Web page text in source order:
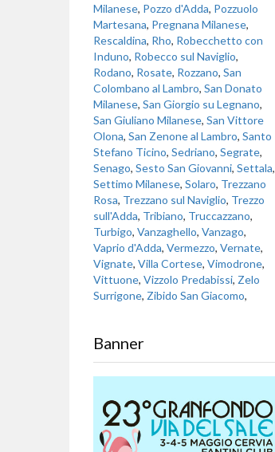
Milanese, Pozzo d'Adda, Pozzuolo
Martesana, Pregnana Milanese,
Rescaldina, Rho, Robecchetto con
Induno, Robecco sul Naviglio,
Rodano, Rosate, Rozzano, San
Colombano al Lambro, San Donato
Milanese, San Giorgio su Legnano,
San Giuliano Milanese, San Vittore
Olona, San Zenone al Lambro, Santo
Stefano Ticino, Sedriano, Segrate,
Senago, Sesto San Giovanni, Settala,
Settimo Milanese, Solaro, Trezzano
Rosa, Trezzano sul Naviglio, Trezzo
sull'Adda, Tribiano, Truccazzano,
Turbigo, Vanzaghello, Vanzago,
Vaprio d'Adda, Vermezzo, Vernate,
Vignate, Villa Cortese, Vimodrone,
Vittuone, Vizzolo Predabissi, Zelo
Surrigone, Zibido San Giacomo,
Banner